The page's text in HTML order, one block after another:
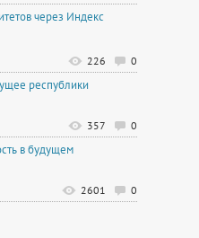
через Индекс
0
226
республики
0
357
в будущем
0
2601